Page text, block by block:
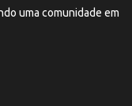
uma comunidade em